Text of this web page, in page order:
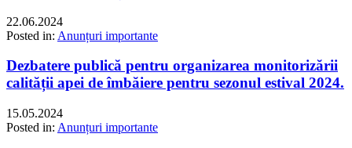
22.06.2024
Posted in: Anunțuri importante
Dezbatere publică pentru organizarea monitorizării
calității apei de îmbăiere pentru sezonul estival 2024.
15.05.2024
Posted in: Anunțuri importante